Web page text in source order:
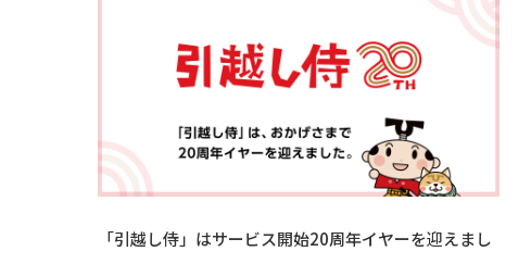
「引越し侍」はサービス開始20周年イヤーを迎えまし